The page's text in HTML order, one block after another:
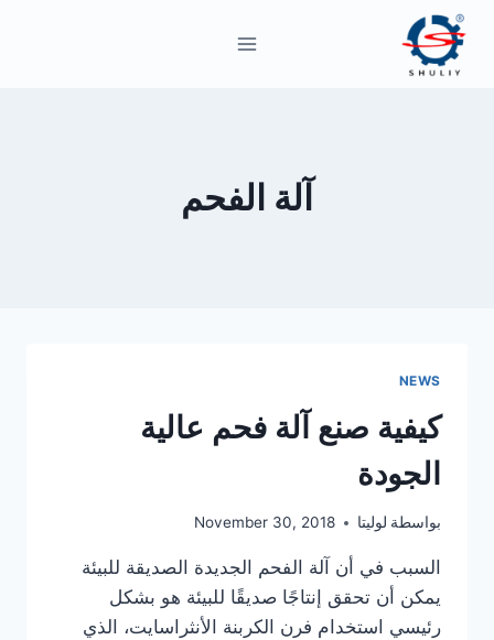
التجاوز
المحتوى
آلة الفحم
NEWS
كيفية صنع آلة فحم عالية
الجودة
بواسطة لوليتا November 30, 2018
السبب في أن آلة الفحم الجديدة الصديقة للبيئة
يمكن أن تحقق إنتاجًا صديقًا للبيئة هو بشكل
رئيسي استخدام فرن الكربنة الأنثراسايت، الذي